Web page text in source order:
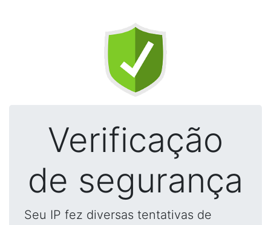
Verificação
de segurança
Seu IP fez diversas tentativas de